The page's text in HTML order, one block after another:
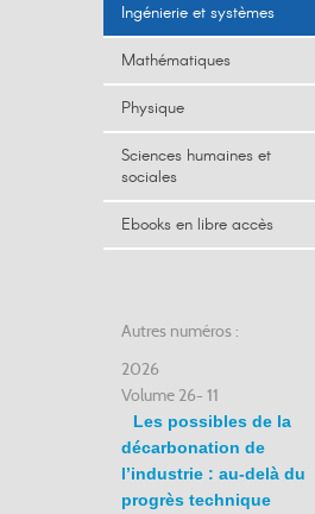
Ingénierie et systèmes
Mathématiques
Physique
Sciences humaines et
sociales
Ebooks en libre accès
Autres numéros :
2026
Volume 26- 11
Les possibles de la
décarbonation de
l’industrie : au-delà du
progrès technique